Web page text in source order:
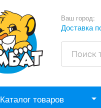
Ваш город:
Доставка
Каталог товаров